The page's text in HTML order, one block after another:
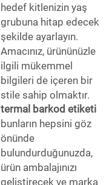
hedef kitlenizin yaş
grubuna hitap edecek
şekilde ayarlayın.
Amacınız, ürününüzle
ilgili mükemmel
bilgileri de içeren bir
stile sahip olmaktır.
termal barkod etiketi
bunların hepsini göz
önünde
bulundurduğunuzda,
ürün ambalajınızı
geliştirecek ve marka